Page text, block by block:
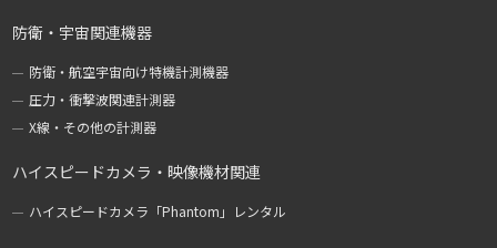
防衛・宇宙関連機器
防衛・航空宇宙向け特機計測機器
圧力・衝撃波関連計測器
X線・その他の計測器
ハイスピードカメラ・映像機材関連
ハイスピードカメラ「Phantom」レンタル